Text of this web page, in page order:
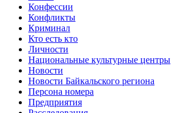
Конфессии
Конфликты
Криминал
Кто есть кто
Личности
Национальные культурные центры
Новости
Новости Байкальского региона
Персона номера
Предприятия